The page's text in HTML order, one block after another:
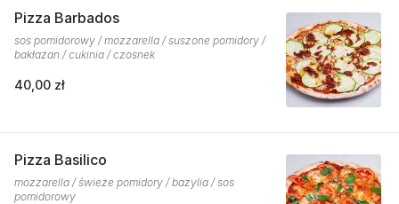
Pizza Barbados
sos pomidorowy / mozzarella / suszone pomidory /
bakłażan / cukinia / czosnek
40,00 zł
Pizza Basilico
mozzarella / świeże pomidory / bazylia / sos
pomidorowy